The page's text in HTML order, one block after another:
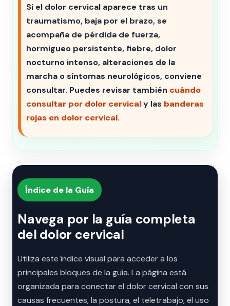
Si el dolor cervical aparece tras un
traumatismo, baja por el brazo, se
acompaña de pérdida de fuerza,
hormigueo persistente, fiebre, dolor
nocturno intenso, alteraciones de la
marcha o síntomas neurológicos, conviene
consultar. Puedes revisar también cuándo
consultar por dolor cervicaly las banderas
rojas en dolor cervical.
Índice de la Guía
Navega por la guía completa
del dolor cervical
Utiliza este índice visual para acceder a los
principales bloques de la guía. La página está
organizada para conectar el dolor cervical con sus
causas frecuentes, la postura, el teletrabajo, el uso